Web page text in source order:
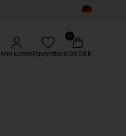
Min kontoFavoritter0,00 DKK
Woods Copenhagen